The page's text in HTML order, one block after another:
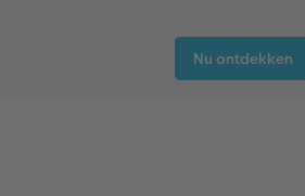
Nu ontdekken